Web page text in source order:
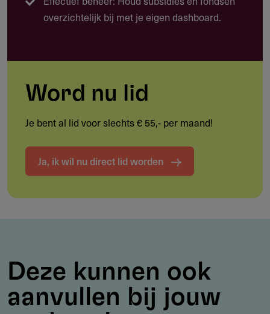
van zijn aandelenbezit te vervreemden, ten einde over
Sectoren
MKB Fonds investeert voornamelijk in de sectoren
groothandel en zakelijke dienstverlening (onder andere
Nederland.
overzichtelijk bij met je eigen dashboard.
Word nu lid
Je bent al lid voor slechts € 55,- per maand!
Ja, ik wil nu direct lid worden
Deze kunnen ook
aanvullen bij jouw